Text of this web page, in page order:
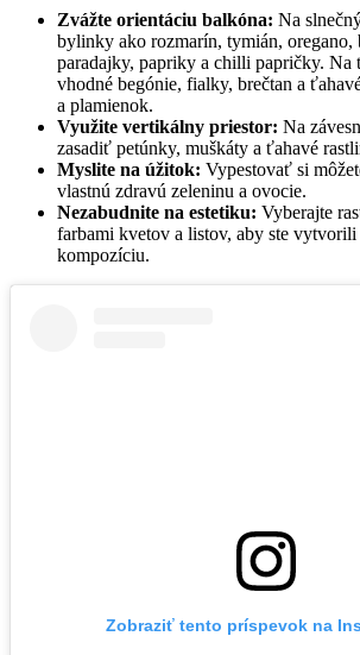
Zvážte orientáciu balkóna: Na
bylinky ako rozmarín, tymián, oregano,
paradajky, papriky a chilli papričky. Na
vhodné begónie, fialky, brečtan a
a plamienok.
Využite vertikálny priestor: Na
zasadiť petúnky, muškáty a ťahavé
Myslite na úžitok: Vypestovať si
vlastnú zdravú zeleninu a ovocie.
Nezabudnite na estetiku: Vyberajte
farbami kvetov a listov, aby ste
kompozíciu.
Zobraziť tento príspevok na